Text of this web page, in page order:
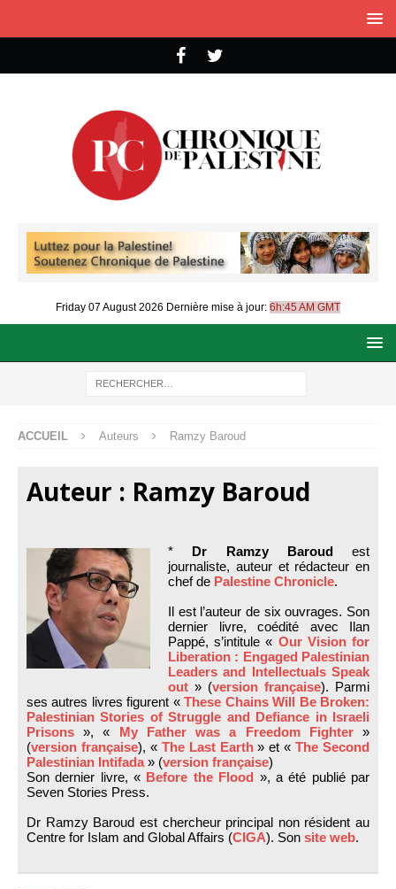
Friday 07 August 2026 Dernière mise à jour: 6h:45 AM GMT
ACCUEIL Auteurs Ramzy Baroud
Auteur : Ramzy Baroud
* Dr Ramzy Baroudest
journaliste, auteur et rédacteur en
chef de Palestine Chronicle.
Il est l’auteur de six ouvrages. Son
dernier livre, coédité avec Ilan
Pappé, s’intitule « Our Vision for
Liberation : Engaged Palestinian
Leaders and Intellectuals Speak
out » (version française). Parmi
ses autres livres figurent «These Chains Will Be Broken:
Palestinian Stories of Struggle and Defiance in Israeli
Prisons », « My Father was a Freedom Fighter»
(version française), « The Last Earth» et «The Second
Palestinian Intifada» (version française)
Son dernier livre, « Before the Flood », a été publié par
Seven Stories Press.
Dr Ramzy Baroud est chercheur principal non résident au
Centre for Islam and Global Affairs (CIGA). Son site web.